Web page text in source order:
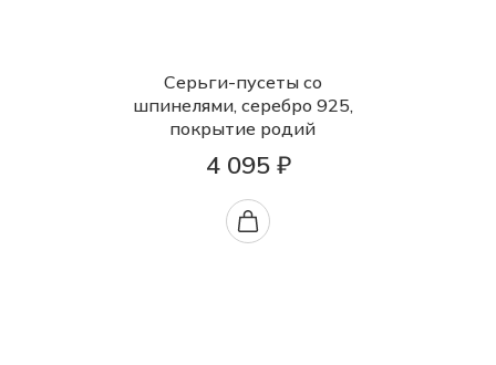
Серьги-пусеты со
шпинелями, серебро 925,
покрытие родий
4 095 ₽